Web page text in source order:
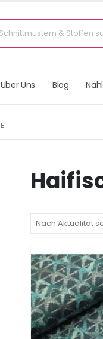
Über Uns Blog